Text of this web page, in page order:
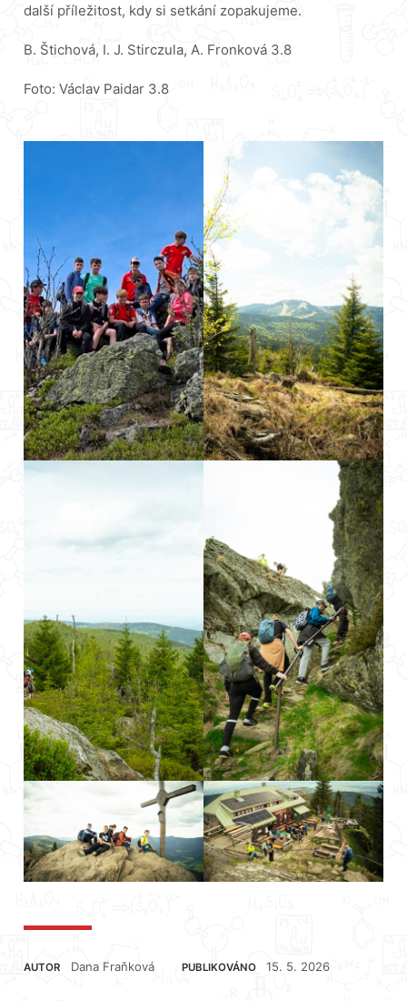
další příležitost, kdy si setkání zopakujeme.
B. Štichová, I. J. Stirczula, A. Fronková 3.8
Foto: Václav Paidar 3.8
AUTOR Dana Fraňková PUBLIKOVÁNO 15. 5. 2026